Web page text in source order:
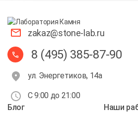
zakaz@stone-lab.ru
8 (495) 385-87-90
ул. Энергетиков, 14а
С 9:00 до 21:00
Блог
Наши